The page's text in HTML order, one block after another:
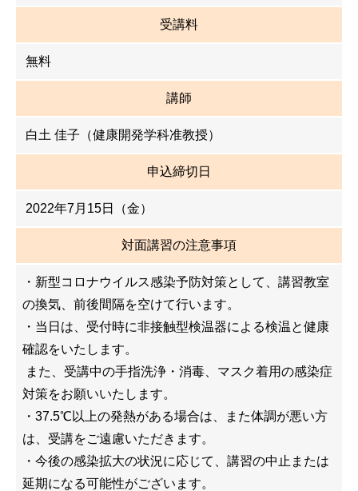
受講料
無料
講師
白土 佳子（健康開発学科准教授）
申込締切日
2022年7月15日（金）
対面講習の注意事項
・新型コロナウイルス感染予防対策として、講習教室
の換気、前後間隔を空けて行います。
・当日は、受付時に非接触型検温器による検温と健康
確認をいたします。
また、受講中の手指洗浄・消毒、マスク着用の感染症
対策をお願いいたします。
・37.5℃以上の発熱がある場合は、また体調が悪い方
は、受講をご遠慮いただきます。
・今後の感染拡大の状況に応じて、講習の中止または
延期になる可能性がございます。